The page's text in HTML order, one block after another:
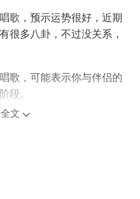
歌，预示运势很好，近期
很多八卦，不过没关系，
歌，可能表示你与伴侣的
段。
，预示你将有晋升的机
文